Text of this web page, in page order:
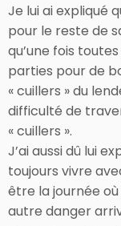
Je lui ai expliqué
pour le reste de
qu’une fois
parties pour de
« cuillers » du
difficulté de
« cuillers ».
J’ai aussi dû lui
toujours vivre
être la journée
autre danger